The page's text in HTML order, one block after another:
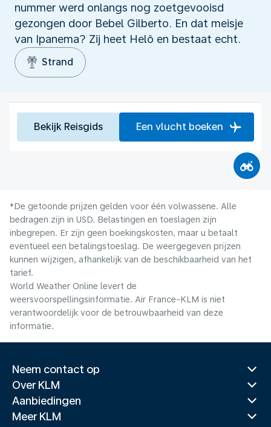
nummer werd onlangs nog zoetgevooisd
gezongen door Bebel Gilberto. En dat meisje
van Ipanema? Zij heet Helô en bestaat echt.
Strand
Bekijk Reisgids Een vlucht boeken
*De getoonde prijzen gelden voor één volwassene. Alle
bedragen zijn in USD. Belastingen en toeslagen zijn
inbegrepen. Er zijn geen boekingskosten, maar u betaalt
eventueel een betalingstoeslag. De weergegeven prijzen
kunnen wijzigen, afhankelijk van de beschikbaarheid van het
tarief.
World Weather Online levert de
weersvoorspellingsinformatie. Air France-KLM is niet
verantwoordelijk voor de betrouwbaarheid van deze
informatie.
Neem contact op
Over KLM
Aanbiedingen
Meer KLM